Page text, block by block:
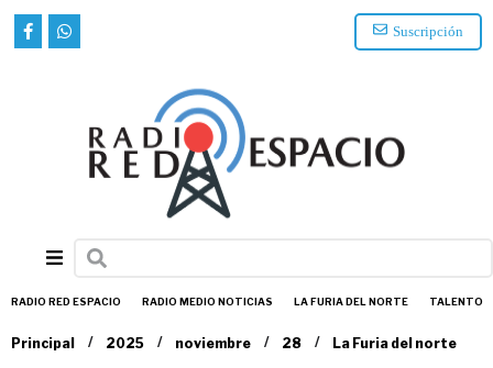
Suscripción
RADIO RED ESPACIO RADIO MEDIO NOTICIAS LA FURIA DEL NORTE TALENTO
Principal / 2025 / noviembre / 28 / La Furia del norte